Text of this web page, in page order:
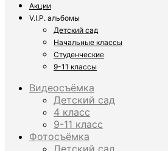
Акции
V.I.P. альбомы
Детский сад
Начальные классы
Студенческие
9-11 классы
Видеосъёмка
Детский сад
4 класс
9-11 класс
Фотосъёмка
Детский сад